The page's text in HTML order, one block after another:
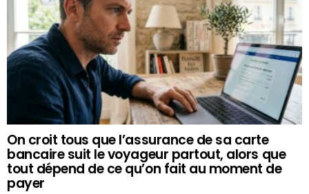
On croit tous que l’assurance de sa carte
bancaire suit le voyageur partout, alors que
tout dépend de ce qu’on fait au moment de
payer